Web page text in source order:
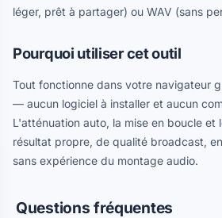
léger, prêt à partager) ou WAV (sans
Pourquoi utiliser cet outil
Tout fonctionne dans votre navigateur
— aucun logiciel à installer et aucun
L'atténuation auto, la mise en boucle et
résultat propre, de qualité broadcast,
sans expérience du montage audio.
Questions fréquentes